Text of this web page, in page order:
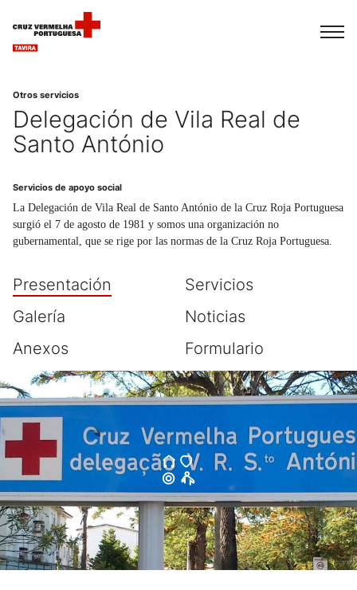
Otros servicios
Delegación de Vila Real de
Santo António
Servicios de apoyo social
La Delegación de Vila Real de Santo António de la Cruz Roja Portuguesa
surgió el 7 de agosto de 1981 y somos una organización no
gubernamental, que se rige por las normas de la Cruz Roja Portuguesa.
Presentación
Servicios
Galería
Noticias
Anexos
Formulario